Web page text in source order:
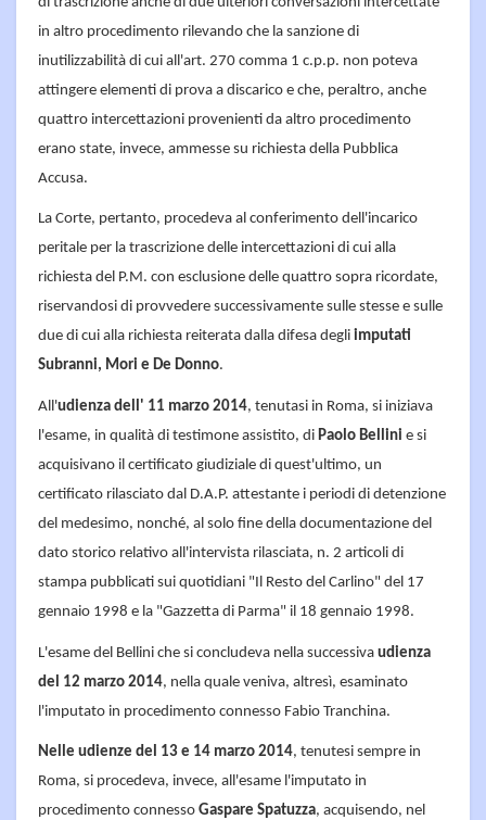
in altro procedimento rilevando che la sanzione di
inutilizzabilità di cui all'art. 270 comma 1 c.p.p. non poteva
attingere elementi di prova a discarico e che, peraltro, anche
quattro intercettazioni provenienti da altro procedimento
erano state, invece, ammesse su richiesta della Pubblica
Accusa.
La Corte, pertanto, procedeva al conferimento dell'incarico
peritale per la trascrizione delle intercettazioni di cui alla
richiesta del P.M. con esclusione delle quattro sopra ricordate,
riservandosi di provvedere successivamente sulle stesse e sulle
due di cui alla richiesta reiterata dalla difesa degli imputati
Subranni, Mori e De Donno.
All'udienza dell' 11 marzo 2014, tenutasi in Roma, si iniziava
l'esame, in qualità di testimone assistito, di Paolo Bellini e si
acquisivano il certificato giudiziale di quest'ultimo, un
certificato rilasciato dal D.A.P. attestante i periodi di detenzione
del medesimo, nonché, al solo fine della documentazione del
dato storico relativo all'intervista rilasciata, n. 2 articoli di
stampa pubblicati sui quotidiani "Il Resto del Carlino" del 17
gennaio 1998 e la "Gazzetta di Parma" il 18 gennaio 1998.
L'esame del Bellini che si concludeva nella successiva udienza
del 12 marzo 2014, nella quale veniva, altresì, esaminato
l'imputato in procedimento connesso Fabio Tranchina.
Nelle udienze del 13 e 14 marzo 2014, tenutesi sempre in
Roma, si procedeva, invece, all'esame l'imputato in
procedimento connesso Gaspare Spatuzza, acquisendo, nel